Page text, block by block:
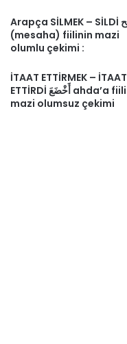
Arapça SİLMEK – SİLDİ مسح
(mesaha) fiilinin mazi
olumlu çekimi :
İTAAT ETTİRMEK – İTAAT
ETTİRDİ أَخْضَعَ ahda’a fiilinin
mazi olumsuz çekimi